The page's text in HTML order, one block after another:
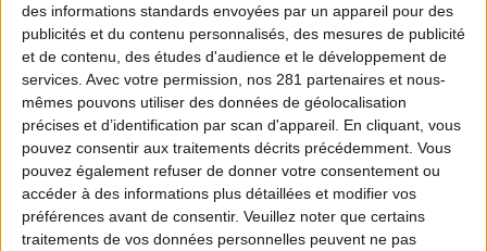
des informations standards envoyées par un appareil pour des
publicités et du contenu personnalisés, des mesures de publicité
et de contenu, des études d'audience et le développement de
services. Avec votre permission, nos 281 partenaires et nous-
mêmes pouvons utiliser des données de géolocalisation
précises et d’identification par scan d'appareil. En cliquant, vous
pouvez consentir aux traitements décrits précédemment. Vous
pouvez également refuser de donner votre consentement ou
accéder à des informations plus détaillées et modifier vos
préférences avant de consentir. Veuillez noter que certains
traitements de vos données personnelles peuvent ne pas
Site Internet :
www.chasseursdesavoie.com
Dates de chasse dans ce département
Ouverture :
Du 13 septembre 2026 à partir de 7h